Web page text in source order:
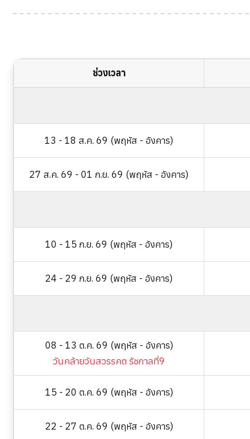
ช่วงเวลา
13 - 18 ส.ค. 69 (พฤหัส - อังคาร)
27 ส.ค. 69 - 01 ก.ย. 69 (พฤหัส - อังคาร)
10 - 15 ก.ย. 69 (พฤหัส - อังคาร)
24 - 29 ก.ย. 69 (พฤหัส - อังคาร)
08 - 13 ต.ค. 69 (พฤหัส - อังคาร)
วันคล้ายวันสวรรคต รัชกาลที่9
15 - 20 ต.ค. 69 (พฤหัส - อังคาร)
22 - 27 ต.ค. 69 (พฤหัส - อังคาร)